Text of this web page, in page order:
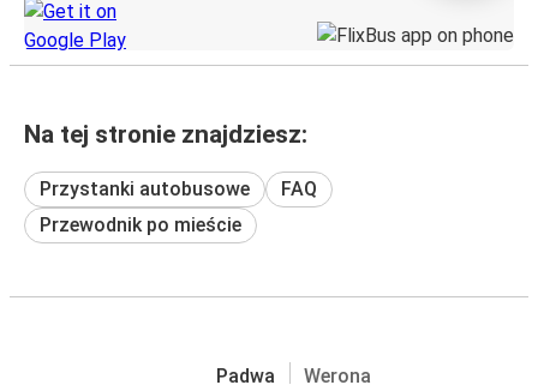
Na tej stronie znajdziesz:
Przystanki autobusowe
FAQ
Przewodnik po mieście
Padwa Werona